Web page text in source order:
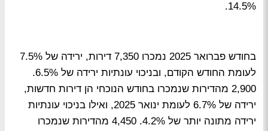
14.5%.
בחודש פברואר 2025
נמכרו 7,350 דירות, ירידה של 7.5%
לעומת החודש הקודם, ובניכוי עונתיות ירידה של 6.5%.
2,900 מהדירות שנמכרו בחודש הנוכחי הן דירות חדשות,
ירידה של 6.7% לעומת ינואר 2025, ואילו בניכוי עונתיות
ירידה מתונה יותר של 4.2%. 4,450 מהדירות שנמכרו